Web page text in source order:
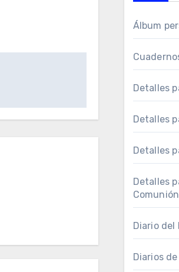
Álbum
Detalles
Detalles
Detalles
Detalles
Comunión
Diario del
Diarios